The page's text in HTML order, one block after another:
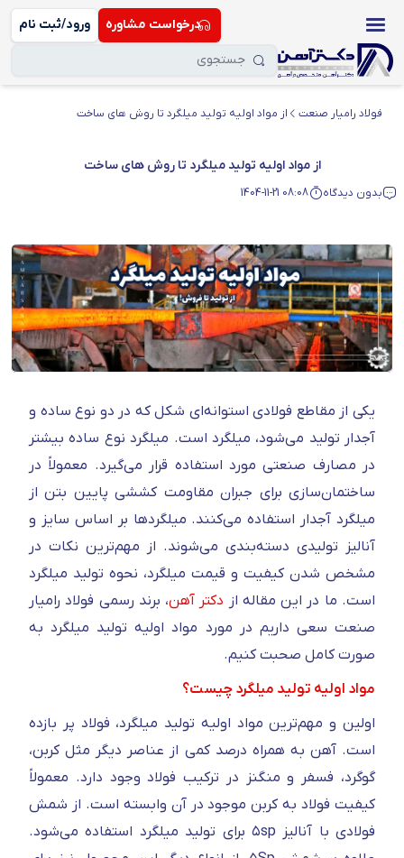
درخواست مشاوره ورود/ثبت نام
فولاد رامیار صنعت از مواد اولیه تولید میلگرد تا روش های ساخت
از مواد اولیه تولید میلگرد تا روش های ساخت
بدون دیدگاه 1404-11-21 08:08
یکی از مقاطع فولادی استوانه‌ای شکل که در دو نوع ساده و
آجدار تولید می‌شود، میلگرد است. میلگرد نوع ساده بیشتر
در مصارف صنعتی مورد استفاده قرار می‌گیرد. معمولاً در
ساختمان‌سازی برای جبران مقاومت کششی پایین بتن از
میلگرد آجدار استفاده می‌کنند. میلگرد‌ها بر اساس سایز و
آنالیز تولیدی دسته‌بندی می‌شوند. از مهم‌ترین نکات در
مشخص شدن کیفیت و قیمت میلگرد، نحوه تولید میلگرد
است. ما در این مقاله از دکتر آهن، برند رسمی فولاد رامیار
صنعت سعی داریم در مورد مواد اولیه تولید میلگرد به
صورت کامل صحبت کنیم.
مواد اولیه تولید میلگرد چیست؟
اولین و مهم‌ترین مواد اولیه تولید میلگرد، فولاد پر بازده
است. آهن به همراه درصد کمی از عناصر دیگر مثل کربن،
گوگرد، فسفر و منگنز در ترکیب فولاد وجود دارد. معمولاً
کیفیت فولاد به کربن موجود در آن وابسته است. از شمش
فولادی با آنالیز ۵sp برای تولید میلگرد استفاده می‌شود.